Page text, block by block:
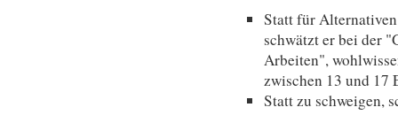
Statt für
schwätzt er bei der
Arbeiten",
zwischen 13 und 17
Statt zu schweigen,